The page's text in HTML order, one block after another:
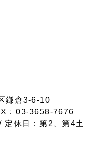
鎌倉3-6-10
：03-3658-7676
休日：第2、第4土